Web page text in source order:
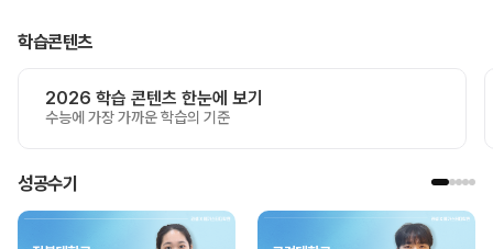
학습콘텐츠
2026 학습 콘텐츠 한눈에 보기
수능에 가장 가까운 학습의 기준
성공수기